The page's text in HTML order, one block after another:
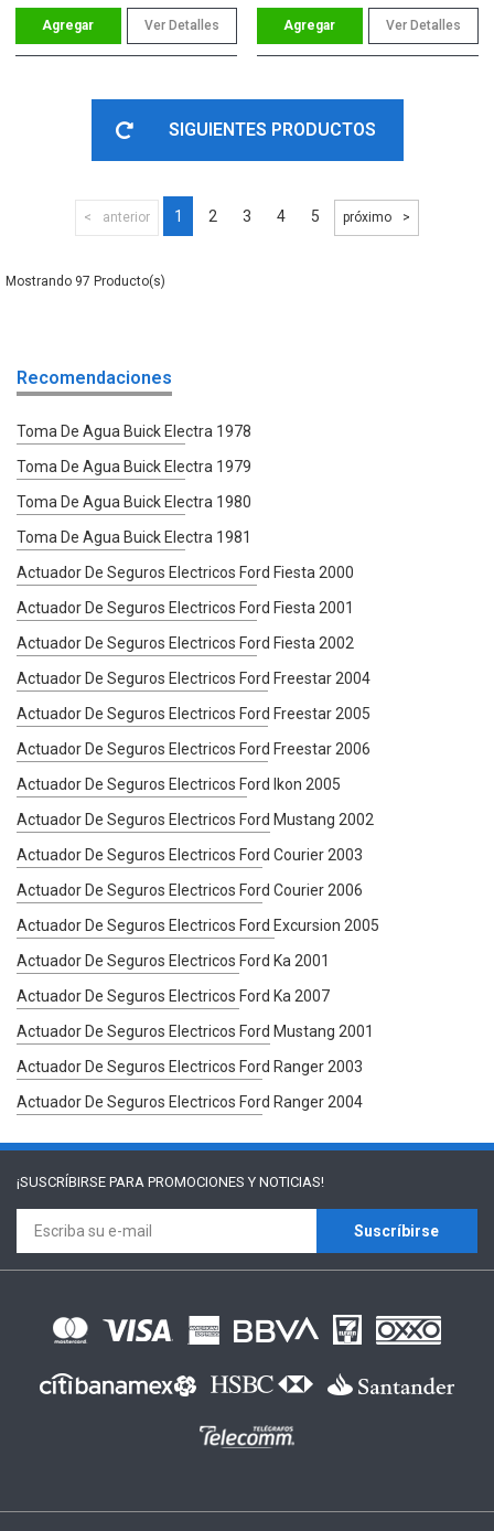
Ver Detalles Ver Detalles
SIGUIENTES PRODUCTOS
anterior 1 2 3 4 5 próximo
97
Recomendaciones
Toma De Agua Buick Electra 1978
Toma De Agua Buick Electra 1979
Toma De Agua Buick Electra 1980
Toma De Agua Buick Electra 1981
Actuador De Seguros Electricos Ford Fiesta 2000
Actuador De Seguros Electricos Ford Fiesta 2001
Actuador De Seguros Electricos Ford Fiesta 2002
Actuador De Seguros Electricos Ford Freestar 2004
Actuador De Seguros Electricos Ford Freestar 2005
Actuador De Seguros Electricos Ford Freestar 2006
Actuador De Seguros Electricos Ford Ikon 2005
Actuador De Seguros Electricos Ford Mustang 2002
Actuador De Seguros Electricos Ford Courier 2003
Actuador De Seguros Electricos Ford Courier 2006
Actuador De Seguros Electricos Ford Excursion 2005
Actuador De Seguros Electricos Ford Ka 2001
Actuador De Seguros Electricos Ford Ka 2007
Actuador De Seguros Electricos Ford Mustang 2001
Actuador De Seguros Electricos Ford Ranger 2003
Actuador De Seguros Electricos Ford Ranger 2004
¡SUSCRÍBIRSE PARA PROMOCIONES Y NOTICIAS!
Suscríbirse